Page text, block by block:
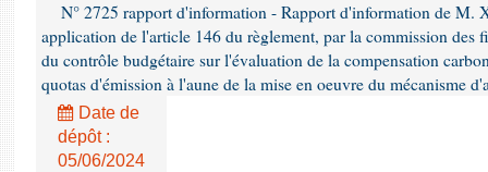
Questions écrites et orales
Comptes rendus des débats
N° 2725 rapport d'information - Rapport d'information de M.
application de l'article 146 du règlement, par la commission des
du contrôle budgétaire sur l'évaluation de la compensation
quotas d'émission à l'aune de la mise en oeuvre du mécanisme
Date de
dépôt :
05/06/2024